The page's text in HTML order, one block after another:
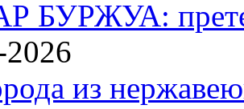
БУРЖУА:
из